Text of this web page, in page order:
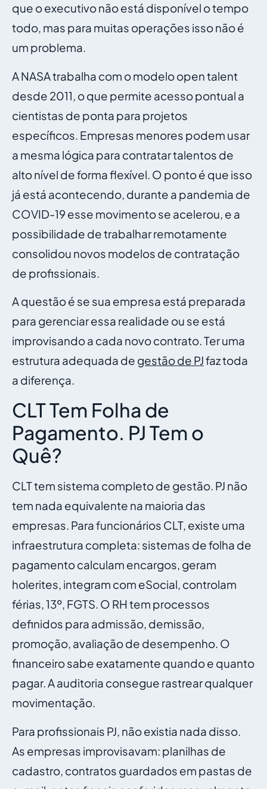
que o executivo não está disponível o tempo
todo, mas para muitas operações isso não é
um problema.
A NASA trabalha com o modelo open talent
desde 2011, o que permite acesso pontual a
cientistas de ponta para projetos
específicos. Empresas menores podem usar
a mesma lógica para contratar talentos de
alto nível de forma flexível. O ponto é que isso
já está acontecendo, durante a pandemia de
COVID-19 esse movimento se acelerou, e a
possibilidade de trabalhar remotamente
consolidou novos modelos de contratação
de profissionais.
A questão é se sua empresa está preparada
para gerenciar essa realidade ou se está
improvisando a cada novo contrato. Ter uma
estrutura adequada de gestão de PJfaz toda
a diferença.
CLT Tem Folha de
Pagamento. PJ Tem o
Quê?
CLT tem sistema completo de gestão. PJ não
tem nada equivalente na maioria das
empresas. Para funcionários CLT, existe uma
infraestrutura completa: sistemas de folha de
pagamento calculam encargos, geram
holerites, integram com eSocial, controlam
férias, 13º, FGTS. O RH tem processos
definidos para admissão, demissão,
promoção, avaliação de desempenho. O
financeiro sabe exatamente quando e quanto
pagar. A auditoria consegue rastrear qualquer
movimentação.
Para profissionais PJ, não existia nada disso.
As empresas improvisavam: planilhas de
cadastro, contratos guardados em pastas de